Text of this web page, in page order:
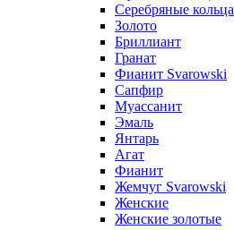
Серебряные кольца
Золото
Бриллиант
Гранат
Фианит Svarowski
Сапфир
Муассанит
Эмаль
Янтарь
Агат
Фианит
Жемчуг Svarowski
Женские
Женские золотые